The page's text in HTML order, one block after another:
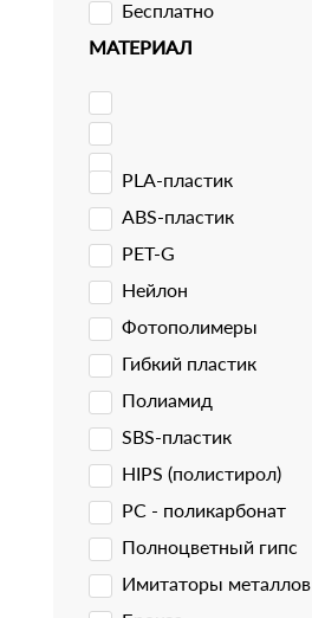
Бесплатно
МАТЕРИАЛ
PLA-пластик
ABS-пластик
PET-G
Нейлон
Фотополимеры
Гибкий пластик
Полиамид
SBS-пластик
HIPS (полистирол)
PC - поликарбонат
Полноцветный гипс
Имитаторы металлов